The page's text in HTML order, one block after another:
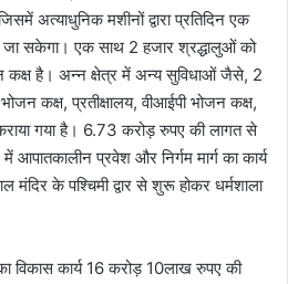
अत्याधुनिक मशीनों द्वारा प्रतिदिन एक
सकेगा। एक साथ 2 हजार श्रद्धालुओं को
कक्ष है। अन्न क्षेत्र में अन्य सुविधाओं जैसे, 2
कक्ष, प्रतीक्षालय, वीआईपी भोजन कक्ष,
गया है। 6.73 करोड़ रुपए की लागत से
आपातकालीन प्रवेश और निर्गम मार्ग का कार्य
मंदिर के पश्चिमी द्वार से शुरू होकर धर्मशाला
विकास कार्य 16 करोड़ 10लाख रुपए की